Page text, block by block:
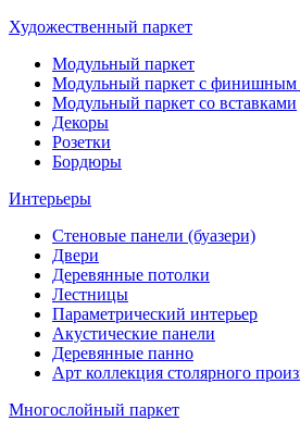
Художественный паркет
Модульный паркет
Модульный паркет с финишным
Модульный паркет со вставками
Декоры
Розетки
Бордюры
Интерьеры
Стеновые панели (буазери)
Двери
Деревянные потолки
Лестницы
Параметрический интерьер
Акустические панели
Деревянные панно
Арт коллекция столярного
Многослойный паркет